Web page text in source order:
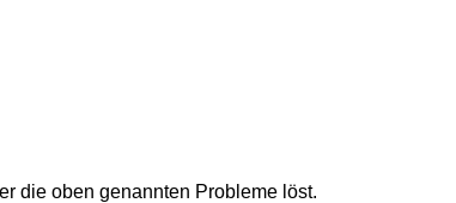
die oben genannten Probleme löst.